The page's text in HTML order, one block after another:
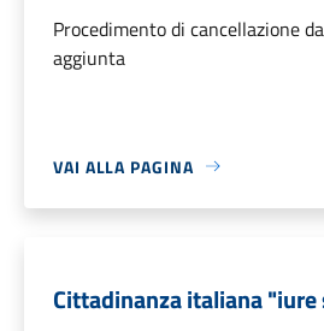
Procedimento di cancellazione
aggiunta
VAI ALLA PAGINA
Cittadinanza italiana